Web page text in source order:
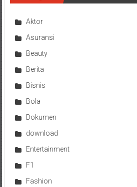
Aktor
Asuransi
Beauty
Berita
Bisnis
Bola
Dokumen
download
Entertainment
F1
Fashion